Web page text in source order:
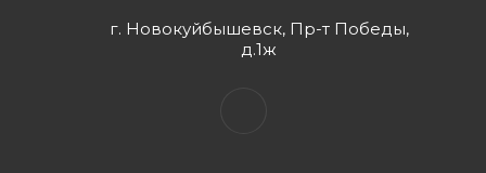
г. Новокуйбышевск, Пр-т Победы,
д.1ж